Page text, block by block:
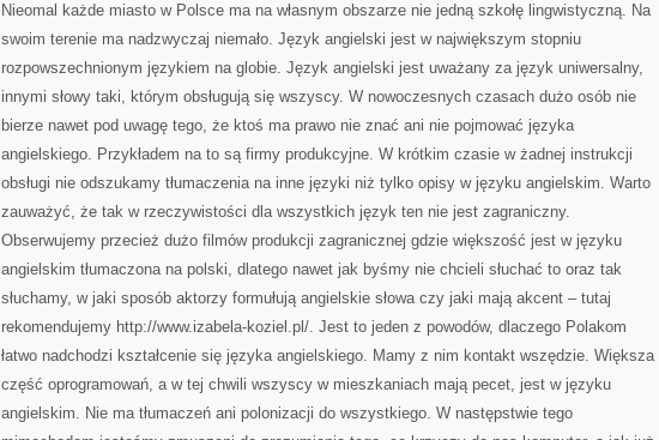
Nieomal każde miasto w Polsce ma na własnym obszarze nie jedną szkołę lingwistyczną. Na
swoim terenie ma nadzwyczaj niemało. Język angielski jest w największym stopniu
rozpowszechnionym językiem na globie. Język angielski jest uważany za język uniwersalny,
innymi słowy taki, którym obsługują się wszyscy. W nowoczesnych czasach dużo osób nie
bierze nawet pod uwagę tego, że ktoś ma prawo nie znać ani nie pojmować języka
angielskiego. Przykładem na to są firmy produkcyjne. W krótkim czasie w żadnej instrukcji
obsługi nie odszukamy tłumaczenia na inne języki niż tylko opisy w języku angielskim. Warto
zauważyć, że tak w rzeczywistości dla wszystkich język ten nie jest zagraniczny.
Obserwujemy przecież dużo filmów produkcji zagranicznej gdzie większość jest w języku
angielskim tłumaczona na polski, dlatego nawet jak byśmy nie chcieli słuchać to oraz tak
słuchamy, w jaki sposób aktorzy formułują angielskie słowa czy jaki mają akcent – tutaj
rekomendujemy http://www.izabela-koziel.pl/. Jest to jeden z powodów, dlaczego Polakom
łatwo nadchodzi kształcenie się języka angielskiego. Mamy z nim kontakt wszędzie. Większa
część oprogramowań, a w tej chwili wszyscy w mieszkaniach mają pecet, jest w języku
angielskim. Nie ma tłumaczeń ani polonizacji do wszystkiego. W następstwie tego